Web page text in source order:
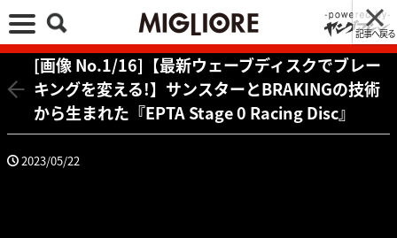
記事へ戻る
[画像 No.1/16]【最新ウェーブディスクでブレー
キングを変える!】サンスターとBRAKINGの技術
から生まれた『EPTA Stage 0 Racing Disc』
2023/05/22